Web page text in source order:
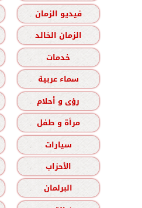
فيديو الزمان
الزمان الخالد
خدمات
سماء عربية
رؤى و أحلام
مرأة و طفل
سيارات
الأحزاب
البرلمان